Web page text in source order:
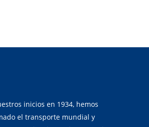
inicios en 1934, hemos
el transporte mundial y